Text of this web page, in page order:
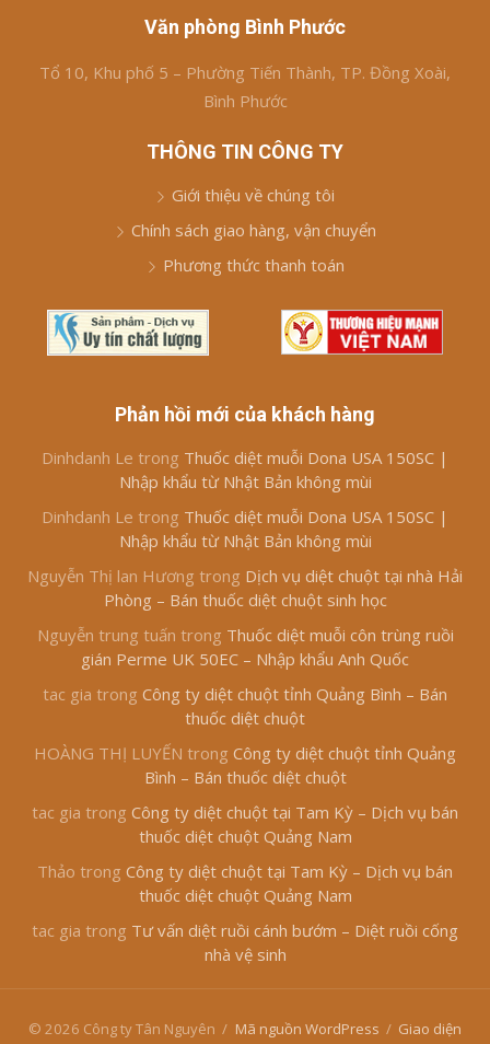
Văn phòng Bình Phước
Tổ 10, Khu phố 5 – Phường Tiến Thành, TP. Đồng Xoài,
Bình Phước
THÔNG TIN CÔNG TY
Giới thiệu về chúng tôi
Chính sách giao hàng, vận chuyển
Phương thức thanh toán
Phản hồi mới của khách hàng
Dinhdanh Le trong Thuốc diệt muỗi Dona USA 150SC |
Nhập khẩu từ Nhật Bản không mùi
Dinhdanh Le trong Thuốc diệt muỗi Dona USA 150SC |
Nhập khẩu từ Nhật Bản không mùi
Nguyễn Thị lan Hương trong Dịch vụ diệt chuột tại nhà Hải
Phòng – Bán thuốc diệt chuột sinh học
Nguyễn trung tuấn trong Thuốc diệt muỗi côn trùng ruồi
gián Perme UK 50EC – Nhập khẩu Anh Quốc
tac gia trong Công ty diệt chuột tỉnh Quảng Bình – Bán
thuốc diệt chuột
HOÀNG THỊ LUYẾN trong Công ty diệt chuột tỉnh Quảng
Bình – Bán thuốc diệt chuột
tac gia trong Công ty diệt chuột tại Tam Kỳ – Dịch vụ bán
thuốc diệt chuột Quảng Nam
Thảo trong Công ty diệt chuột tại Tam Kỳ – Dịch vụ bán
thuốc diệt chuột Quảng Nam
tac gia trong Tư vấn diệt ruồi cánh bướm – Diệt ruồi cống
nhà vệ sinh
© 2026 Công ty Tân Nguyên / Mã nguồn WordPress / Giao diện